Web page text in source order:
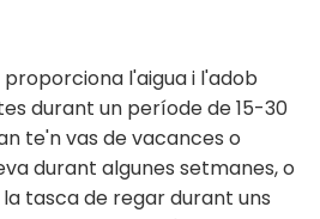
l'aigua i l'adob
durant un període de 15-30
te'n vas de vacances o
durant algunes setmanes, o
tasca de regar durant uns